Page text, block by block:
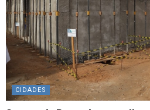
CIDADES